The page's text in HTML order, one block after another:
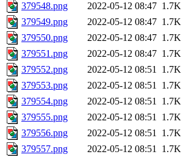
379548.png
2022-05-12 08:47 1.7K
379549.png
2022-05-12 08:47 1.7K
379550.png
2022-05-12 08:47 1.7K
379551.png
2022-05-12 08:47 1.7K
379552.png
2022-05-12 08:51 1.7K
379553.png
2022-05-12 08:51 1.7K
379554.png
2022-05-12 08:51 1.7K
379555.png
2022-05-12 08:51 1.7K
379556.png
2022-05-12 08:51 1.7K
379557.png
2022-05-12 08:51 1.7K